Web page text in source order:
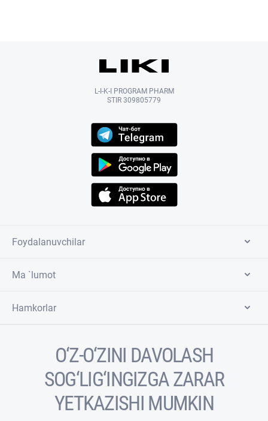
L-I-K-I PROGRAM PHARM
STIR 309805779
Foydalanuvchilar
Ma `lumot
Hamkorlar
O‘Z-O‘ZINI DAVOLASH
SOG‘LIG‘INGIZGA ZARAR
YETKAZISHI MUMKIN